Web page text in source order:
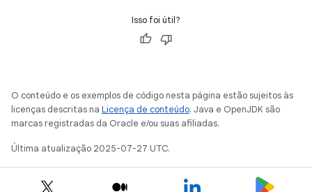
Isso foi útil?
O conteúdo e os exemplos de código nesta página estão sujeitos às
licenças descritas na Licença de conteúdo. Java e OpenJDK são
marcas registradas da Oracle e/ou suas afiliadas.
Última atualização 2025-07-27 UTC.